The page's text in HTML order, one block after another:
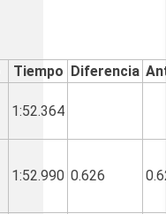
Tiempo Diferencia
1:52.364
1:52.990 0.626